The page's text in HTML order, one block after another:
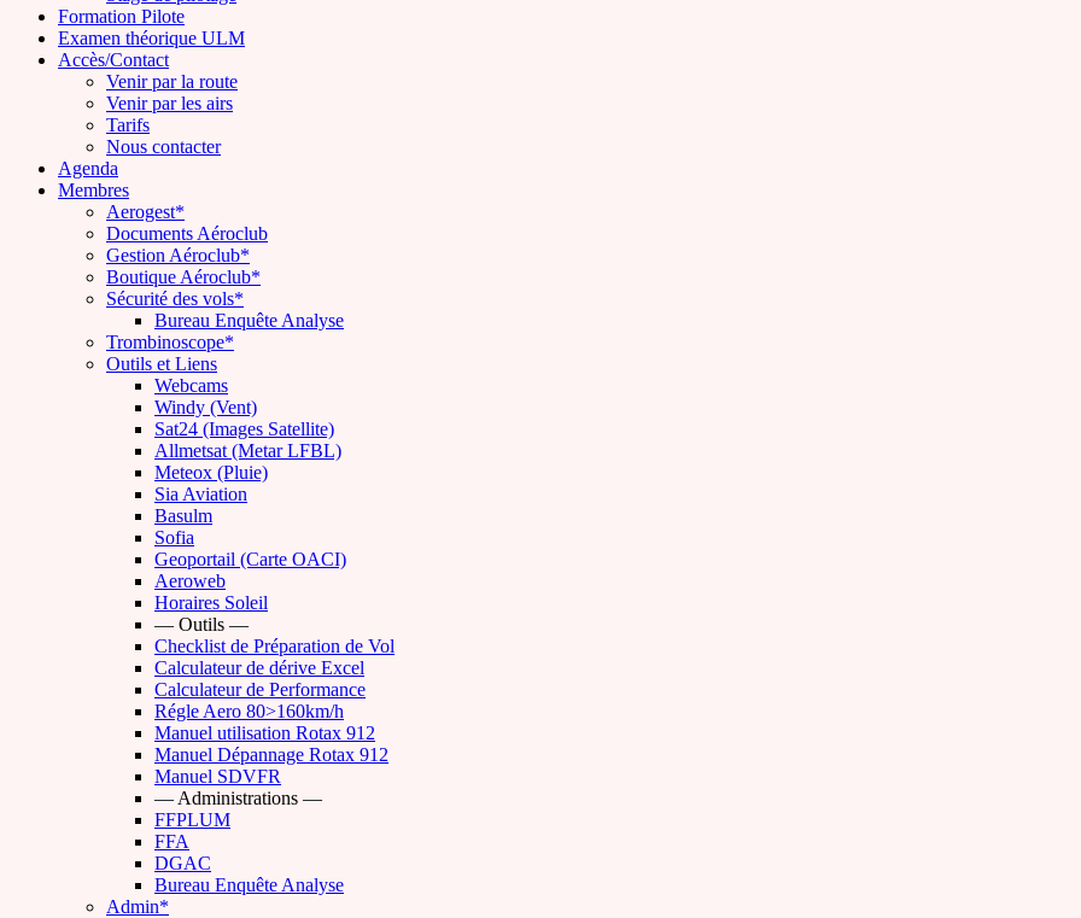
Formation Pilote
Examen théorique ULM
Accès/Contact
Venir par la route
Venir par les airs
Tarifs
Nous contacter
Agenda
Membres
Aerogest*
Documents Aéroclub
Gestion Aéroclub*
Boutique Aéroclub*
Sécurité des vols*
Bureau Enquête Analyse
Trombinoscope*
Outils et Liens
Webcams
Windy (Vent)
Sat24 (Images Satellite)
Allmetsat (Metar LFBL)
Meteox (Pluie)
Sia Aviation
Basulm
Sofia
Geoportail (Carte OACI)
Aeroweb
Horaires Soleil
— Outils —
Checklist de Préparation de Vol
Calculateur de dérive Excel
Calculateur de Performance
Régle Aero 80>160km/h
Manuel utilisation Rotax 912
Manuel Dépannage Rotax 912
Manuel SDVFR
— Administrations —
FFPLUM
FFA
DGAC
Bureau Enquête Analyse
Admin*